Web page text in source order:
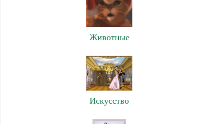
Животные
Искусство